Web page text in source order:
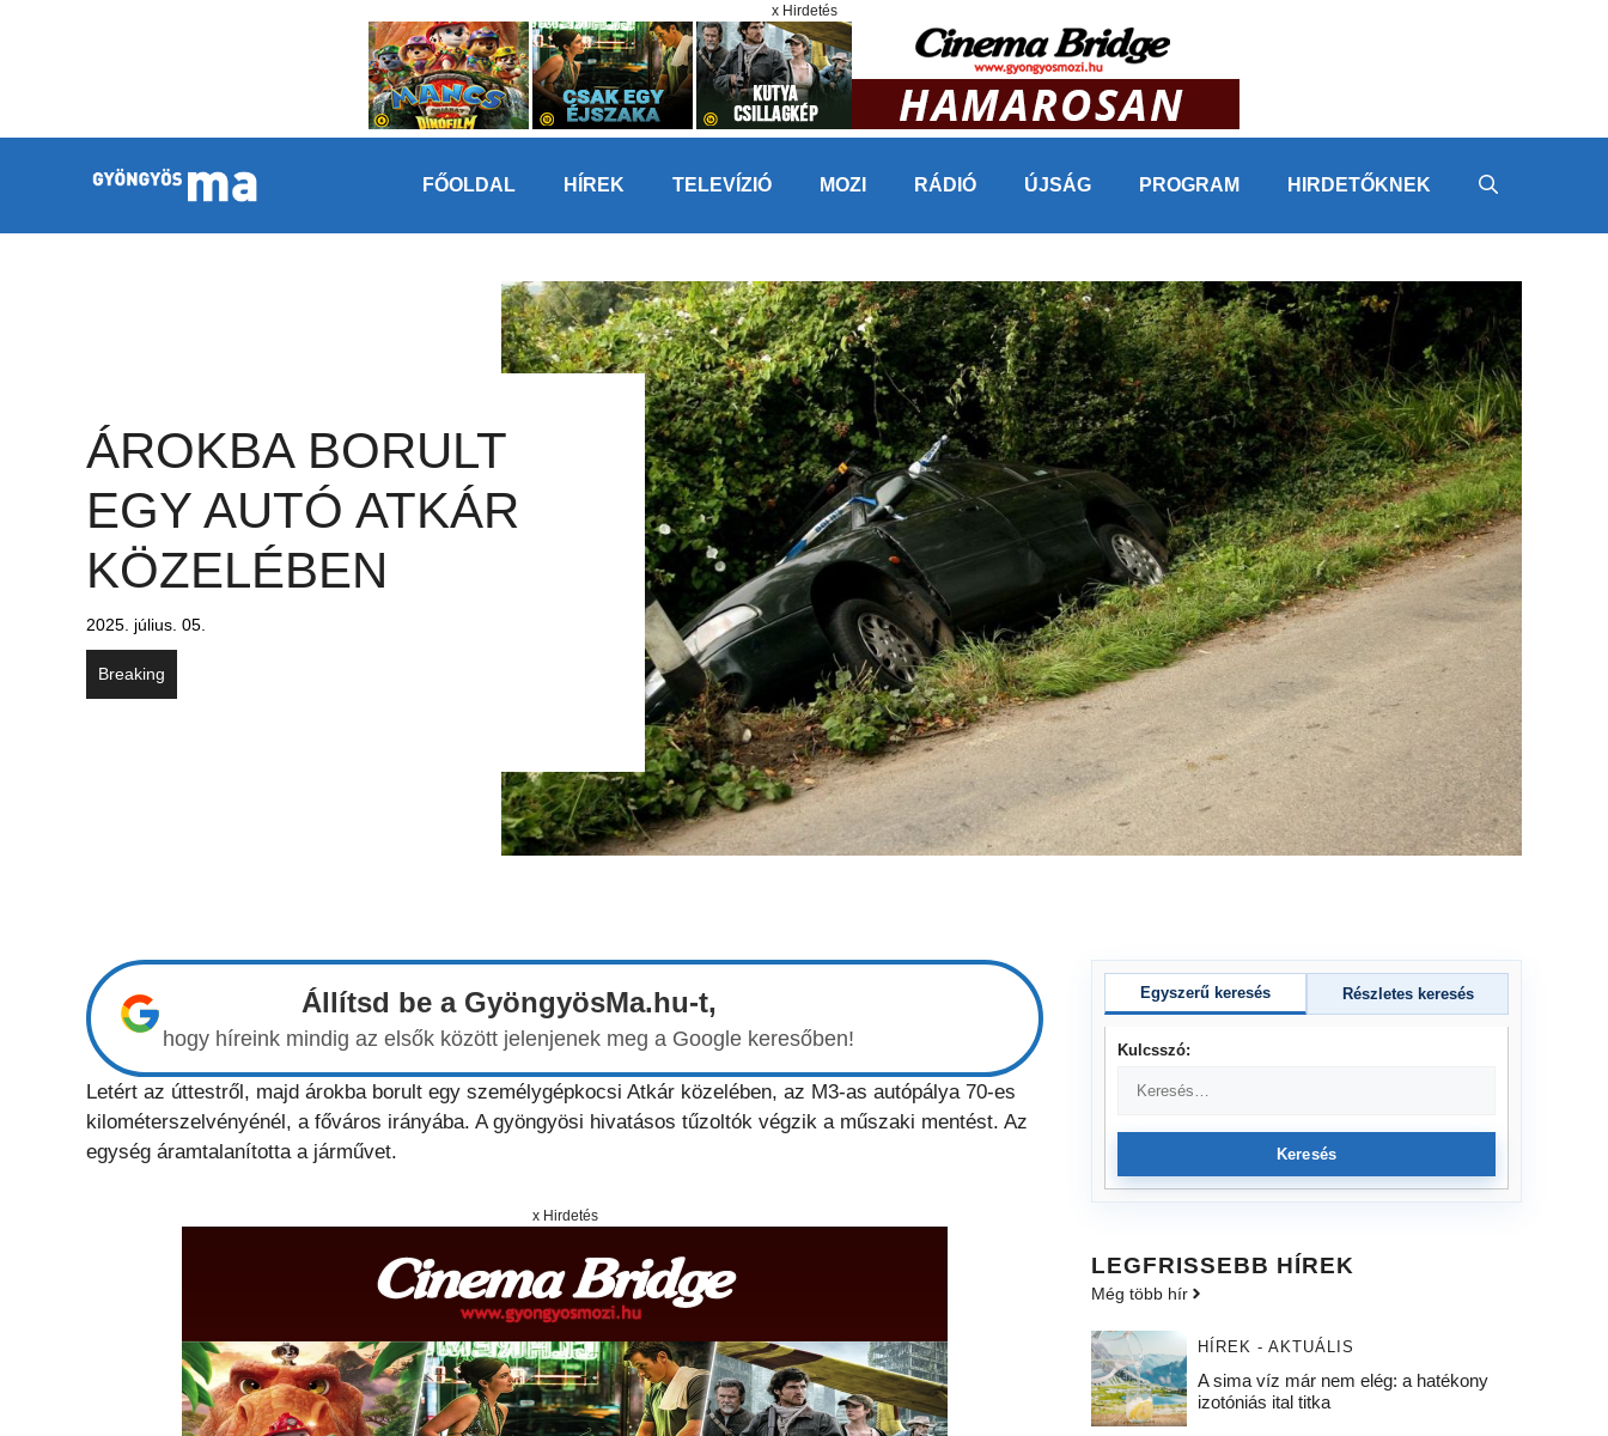
x Hirdetés
FŐOLDAL HÍREK TELEVÍZIÓ MOZI RÁDIÓ ÚJSÁG PROGRAM HIRDETŐKNEK
ÁROKBA BORULT
EGY AUTÓ ATKÁR
KÖZELÉBEN
2025. július. 05.
Breaking
Állítsd be a GyöngyösMa.hu-t,
hogy híreink mindig az elsők között jelenjenek meg a Google keresőben!
Letért az úttestről, majd árokba borult egy személygépkocsi Atkár közelében, az M3-as autópálya 70-es
kilométerszelvényénél, a főváros irányába. A gyöngyösi hivatásos tűzoltók végzik a műszaki mentést. Az
egység áramtalanította a járművet.
x Hirdetés
Egyszerű keresés Részletes keresés
Kulcsszó:
Keresés
LEGFRISSEBB HÍREK
Még több hír
HÍREK - AKTUÁLIS
A sima víz már nem elég: a hatékony
izotóniás ital titka